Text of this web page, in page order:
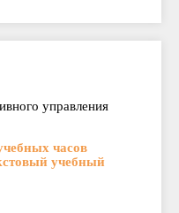
управления
часов
учебный